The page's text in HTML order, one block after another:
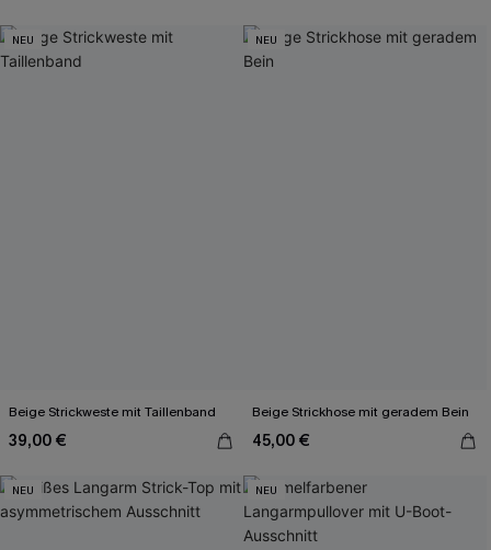
NEU
Beige Strickweste mit Taillenband
39,00 €
NEU
Beige Strickhose mit geradem Bein
45,00 €
NEU NEU